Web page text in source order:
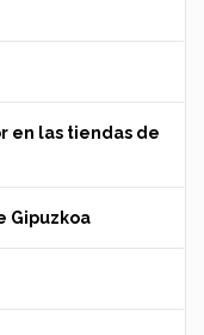
en las tiendas de
Gipuzkoa